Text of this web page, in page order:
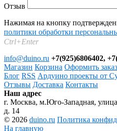
Отзыв
Нажимая на кнопку
политики обработки
Ctrl+Enter
info@duino.ru +7(925)6806402,
Магазин Корзина Оформить заказ
Блог RSS Ардуино проекты от
Отзывы Доставка Контакты
Наш адрес
г. Москва, м.Юго-Западная,
д. 14
© 2026 duino.ru Политика
На главную